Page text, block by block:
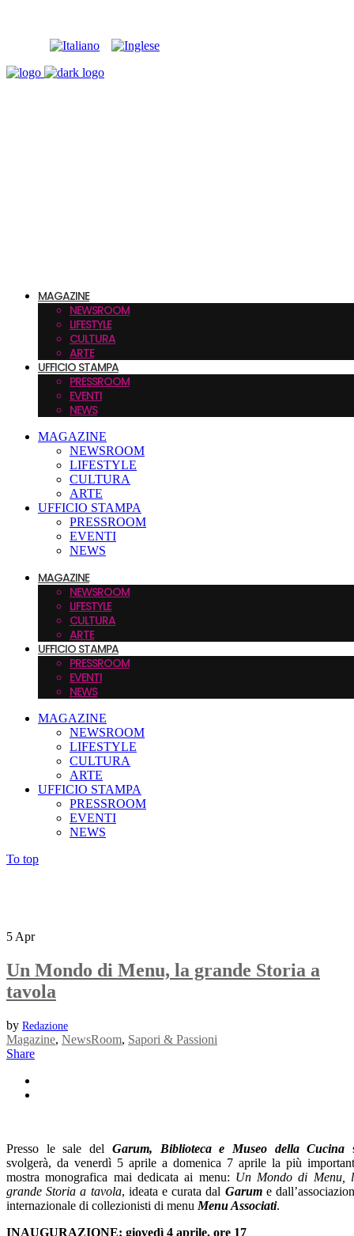
MAGAZINE
NEWSROOM
LIFESTYLE
CULTURA
ARTE
UFFICIO STAMPA
PRESSROOM
EVENTI
NEWS
MAGAZINE
NEWSROOM
LIFESTYLE
CULTURA
ARTE
UFFICIO STAMPA
PRESSROOM
EVENTI
NEWS
MAGAZINE
NEWSROOM
LIFESTYLE
CULTURA
ARTE
UFFICIO STAMPA
PRESSROOM
EVENTI
NEWS
MAGAZINE
NEWSROOM
LIFESTYLE
CULTURA
ARTE
UFFICIO STAMPA
PRESSROOM
EVENTI
NEWS
To top
5 Apr
Un Mondo di Menu, la grande Storia a
tavola
by Redazione
Magazine, NewsRoom, Sapori & Passioni
Share
Presso le sale del Garum, Biblioteca e Museo della Cucina
svolgerà, da venerdì 5 aprile a domenica 7 aprile la più
mostra monografica mai dedicata ai menu: Un Mondo di Menu,
grande Storia a tavola, ideata e curata dal Garum e
internazionale di collezionisti di menu Menu Associati.
INAUGURAZIONE: giovedì 4 aprile, ore 17